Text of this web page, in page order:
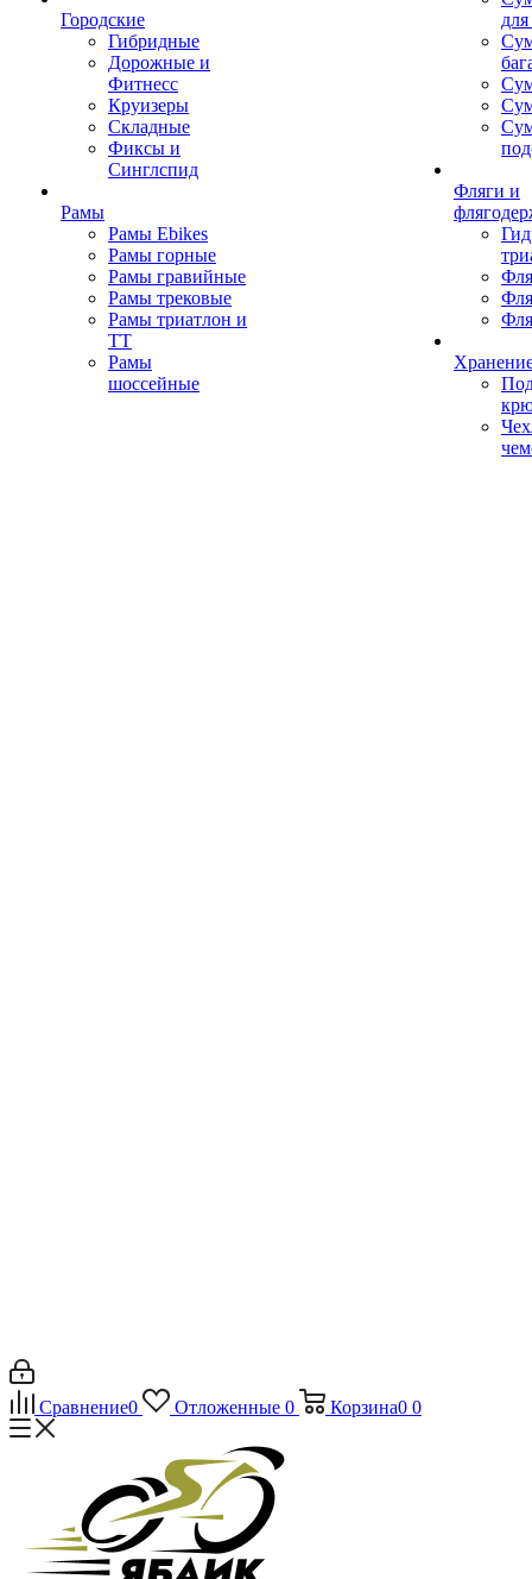
Городские
Гибридные
Дорожные и
Фитнесс
Круизеры
Складные
Фиксы и
Синглспид
Рамы
Рамы Ebikes
Рамы горные
Рамы гравийные
Рамы трековые
Рамы триатлон и
ТТ
Рамы
шоссейные
Фляги и
Сравнение0 Отложенные 0 Корзина0 0